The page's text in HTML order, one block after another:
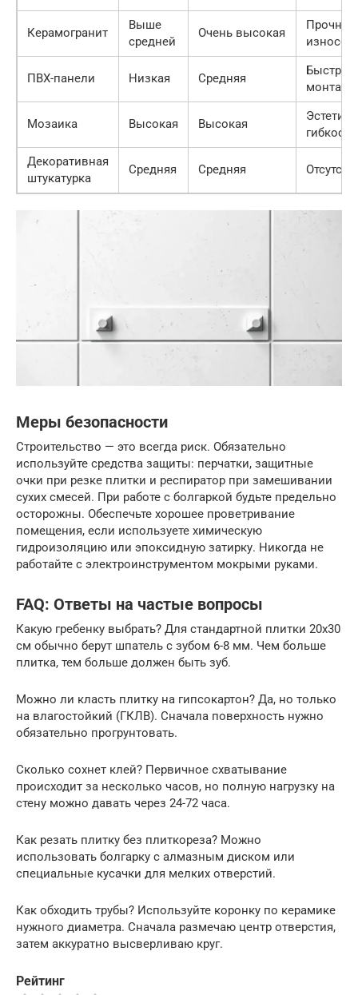
Керамогранит
Выше
средней
Очень высокая
ПВХ-панели Низкая Средняя
Быстрый
монтаж,
Мозаика Высокая Высокая
Декоративная
штукатурка
Средняя Средняя
Меры безопасности
Строительство — это всегда риск. Обязательно
используйте средства защиты: перчатки, защитные
очки при резке плитки и респиратор при замешивании
сухих смесей. При работе с болгаркой будьте предельно
осторожны. Обеспечьте хорошее проветривание
помещения, если используете химическую
гидроизоляцию или эпоксидную затирку. Никогда не
работайте с электроинструментом мокрыми руками.
FAQ: Ответы на частые вопросы
Какую гребенку выбрать? Для стандартной плитки 20х30
см обычно берут шпатель с зубом 6-8 мм. Чем больше
плитка, тем больше должен быть зуб.
Можно ли класть плитку на гипсокартон? Да, но только
на влагостойкий (ГКЛВ). Сначала поверхность нужно
обязательно прогрунтовать.
Сколько сохнет клей? Первичное схватывание
происходит за несколько часов, но полную нагрузку на
стену можно давать через 24-72 часа.
Как резать плитку без плиткореза? Можно
использовать болгарку с алмазным диском или
специальные кусачки для мелких отверстий.
Как обходить трубы? Используйте коронку по керамике
нужного диаметра. Сначала размечаю центр отверстия,
затем аккуратно высверливаю круг.
Рейтинг